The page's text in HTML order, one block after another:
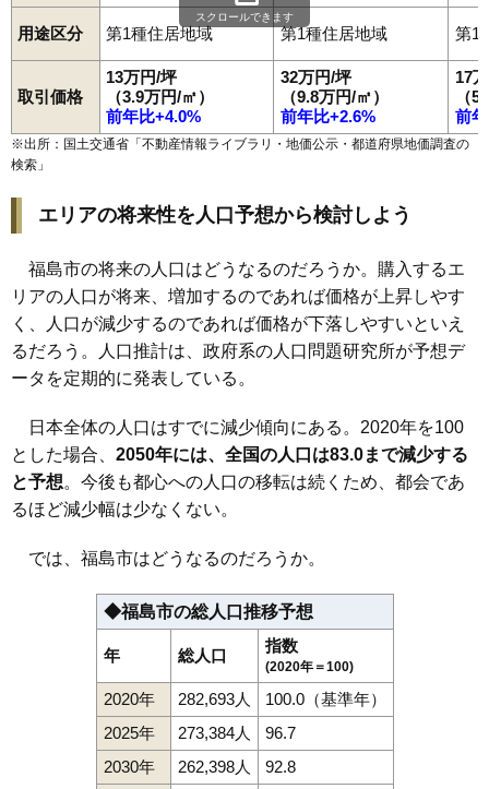
用途区分 第1種住居地域 第1種住居地域 第1
取引価格
13万円/坪
（3.9万円/㎡）
前年比+4.0%
32万円/坪
（9.8万円/㎡）
前年比+2.6%
17
（
前
スクロールできます
※出所：国土交通省「不動産情報ライブラリ・地価公示・都道府県地価調査の
検索 」
エリアの将来性を人口予想から検討しよう
福島市の将来の人口はどうなるのだろうか。購入するエ
リアの人口が将来、増加するのであれば価格が上昇しやす
く、人口が減少するのであれば価格が下落しやすいといえ
るだろう。人口推計は、政府系の人口問題研究所が予想デ
ータを定期的に発表している。
日本全体の人口はすでに減少傾向にある。2020年を100
とした場合、 2050年には、全国の人口は83.0まで減少する
と予想。今後も都心への人口の移転は続くため、都会であ
るほど減少幅は少なくない。
では、福島市はどうなるのだろうか。
◆福島市の総人口推移予想
年 総人口
指数
(2020年＝100)
2020年 282,693人
100.0（基準年）
2025年
273,384人
96.7
2030年
262,398人
92.8